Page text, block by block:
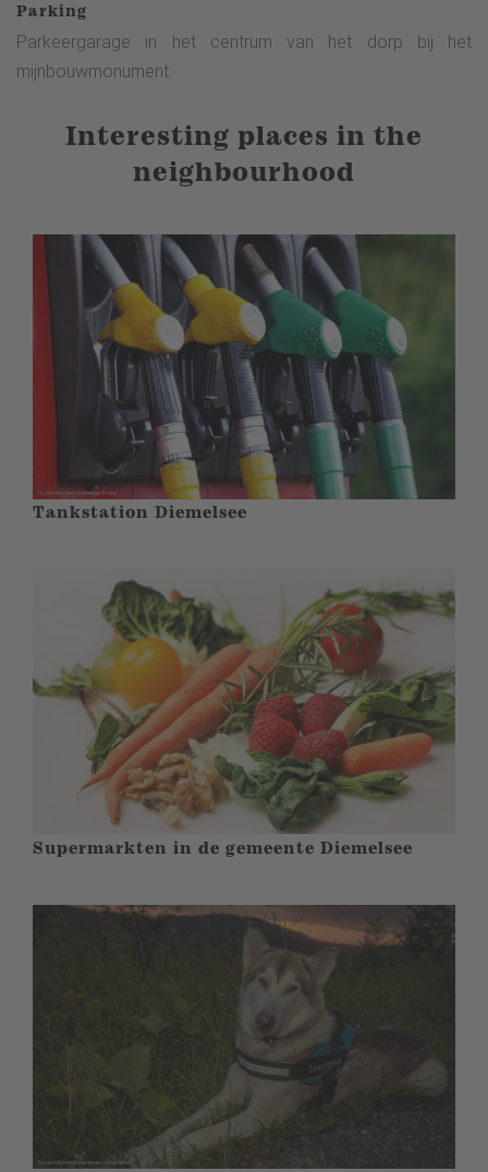
Parking
Parkeergarage in het centrum van het dorp bij het
mijnbouwmonument
Interesting places in the
neighbourhood
Tankstation Diemelsee
Supermarkten in de gemeente Diemelsee